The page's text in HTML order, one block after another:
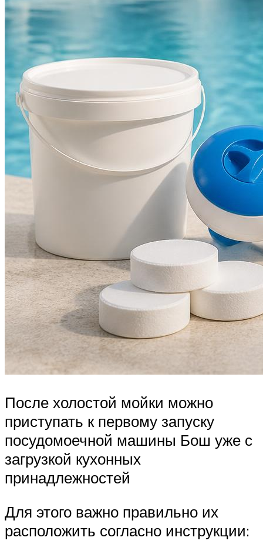
После холостой мойки можно
приступать к первому запуску
посудомоечной машины Бош уже с
загрузкой кухонных
принадлежностей
Для этого важно правильно их
расположить согласно инструкции: